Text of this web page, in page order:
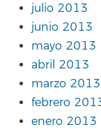
julio 2013
junio 2013
mayo 2013
abril 2013
marzo 2013
febrero
enero 2013